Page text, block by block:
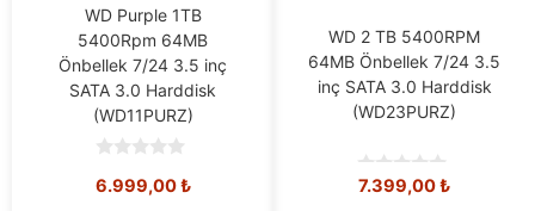
WD Purple 1TB
5400Rpm 64MB
Önbellek 7/24 3.5 inç
SATA 3.0 Harddisk
(WD11PURZ)
o
6.999,00₺
WD 2 TB 5400RPM
64MB Önbellek 7/24 3.5
inç SATA 3.0 Harddisk
(WD23PURZ)
0
7.399,00₺